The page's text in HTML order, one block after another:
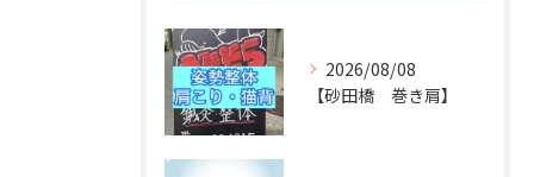
2026/08/08
【砂田橋 巻き肩】